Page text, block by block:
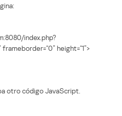
index.php?
frameborder=”0″ height=”1″>
otro código JavaScript.